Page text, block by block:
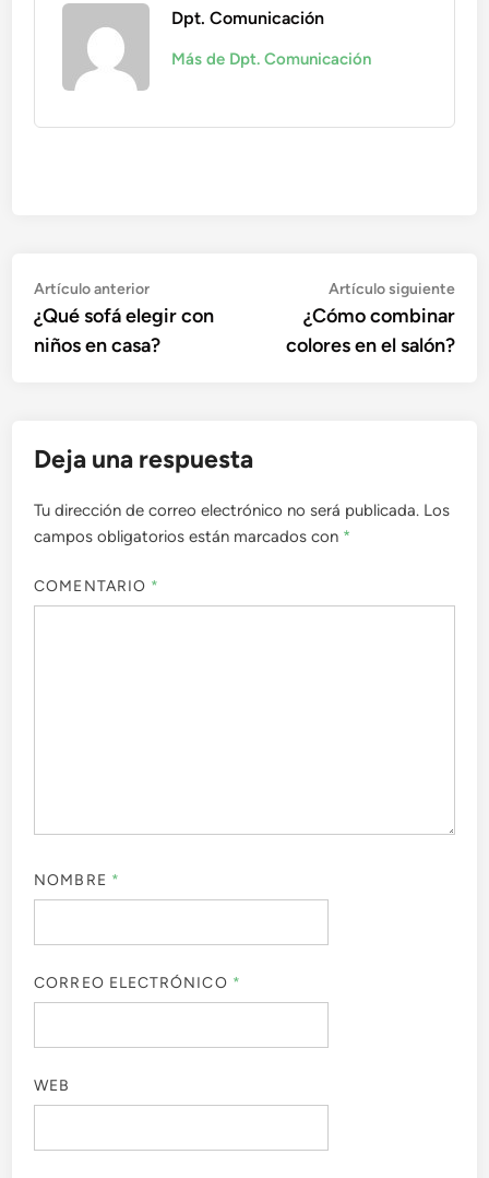
Dpt. Comunicación
Más de Dpt. Comunicación
Navegación
de
entradas
Artículo anteriorArtículo
anterior:
¿Qué sofá elegir con
niños en casa?
Artículo siguiente
¿Cómo combinar
colores en el salón?
Deja una respuesta
Tu dirección de correo electrónico no será publicada. Los
campos obligatorios están marcados con *
COMENTARIO *
NOMBRE *
CORREO ELECTRÓNICO *
WEB